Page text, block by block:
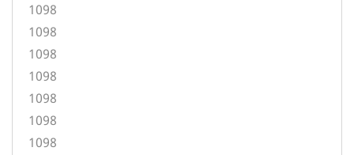
1098
1098
1098
1098
1098
1098
1098